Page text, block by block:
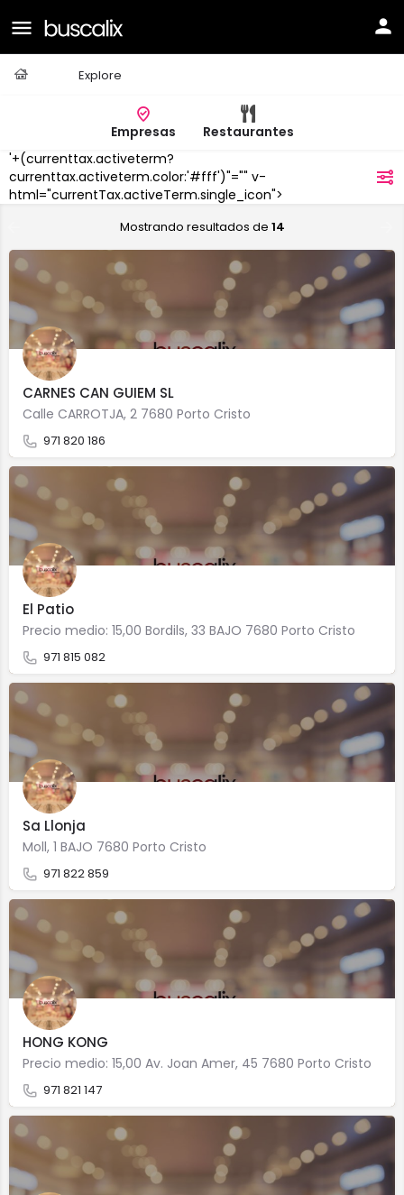
Explore
Empresas
Restaurantes
'+(currenttax.activeterm?
currenttax.activeterm.color:'#fff')"="" v-
html="currentTax.activeTerm.single_icon">
Porto
Cristo
Mostrando resultados de 14
CARNES CAN GUIEM SL
Calle CARROTJA, 2 7680 Porto Cristo
971 820 186
El Patio
Precio medio: 15,00 Bordils, 33 BAJO 7680 Porto Cristo
971 815 082
Sa Llonja
Moll, 1 BAJO 7680 Porto Cristo
971 822 859
HONG KONG
Precio medio: 15,00 Av. Joan Amer, 45 7680 Porto Cristo
971 821 147